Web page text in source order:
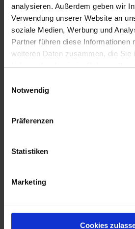
analysieren. Außerdem geben wir
Verwendung unserer Website an
soziale Medien, Werbung und
Partner führen diese Informationen
weiteren Daten zusammen, die Sie
haben oder die sie im Rahmen
Notwendig
Präferenzen
Statistiken
Marketing
Cookies
Substral Herbst-Rasendünger